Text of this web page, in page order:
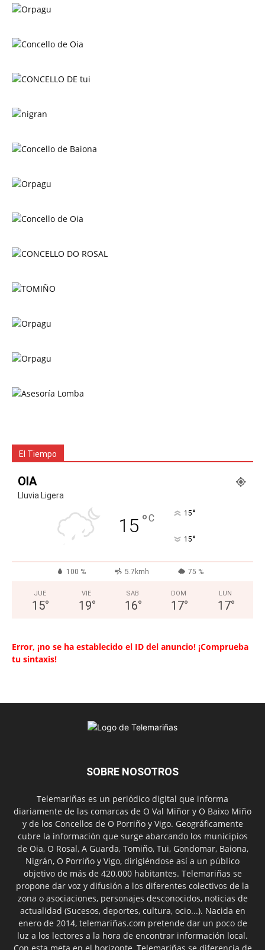
El Tiempo
OIA
Lluvia Ligera
15 °C 15°
15°
100 % 5.7kmh 75 %
JUE
15°
VIE
19°
SAB
16°
DOM
17°
LUN
17°
Error, ¡no se ha establecido el ID del anuncio! ¡Comprueba
tu sintaxis!
SOBRE NOSOTROS
Telemariñas es un periódico digital que informa
diariamente de las comarcas de O Val Miñor y O Baixo Miño
y de los Concellos de O Porriño y Vigo. Geográficamente
cubre la información que surge abarcando los municipios
de Oia, O Rosal, A Guarda, Tomiño, Tui, Gondomar, Baiona,
Nigrán, O Porriño y Vigo, dirigiéndose así a un público
objetivo de más de 420.000 habitantes. Telemariñas se
propone dar voz y difusión a los diferentes colectivos de la
zona o asociaciones, personajes desconocidos, noticias de
actualidad (Sucesos, deportes, cultura, ocio...). Nacida en
enero de 2014, telemariñas.com pretende dar un poco de
luz a los lectores a la hora de encontrar información local.